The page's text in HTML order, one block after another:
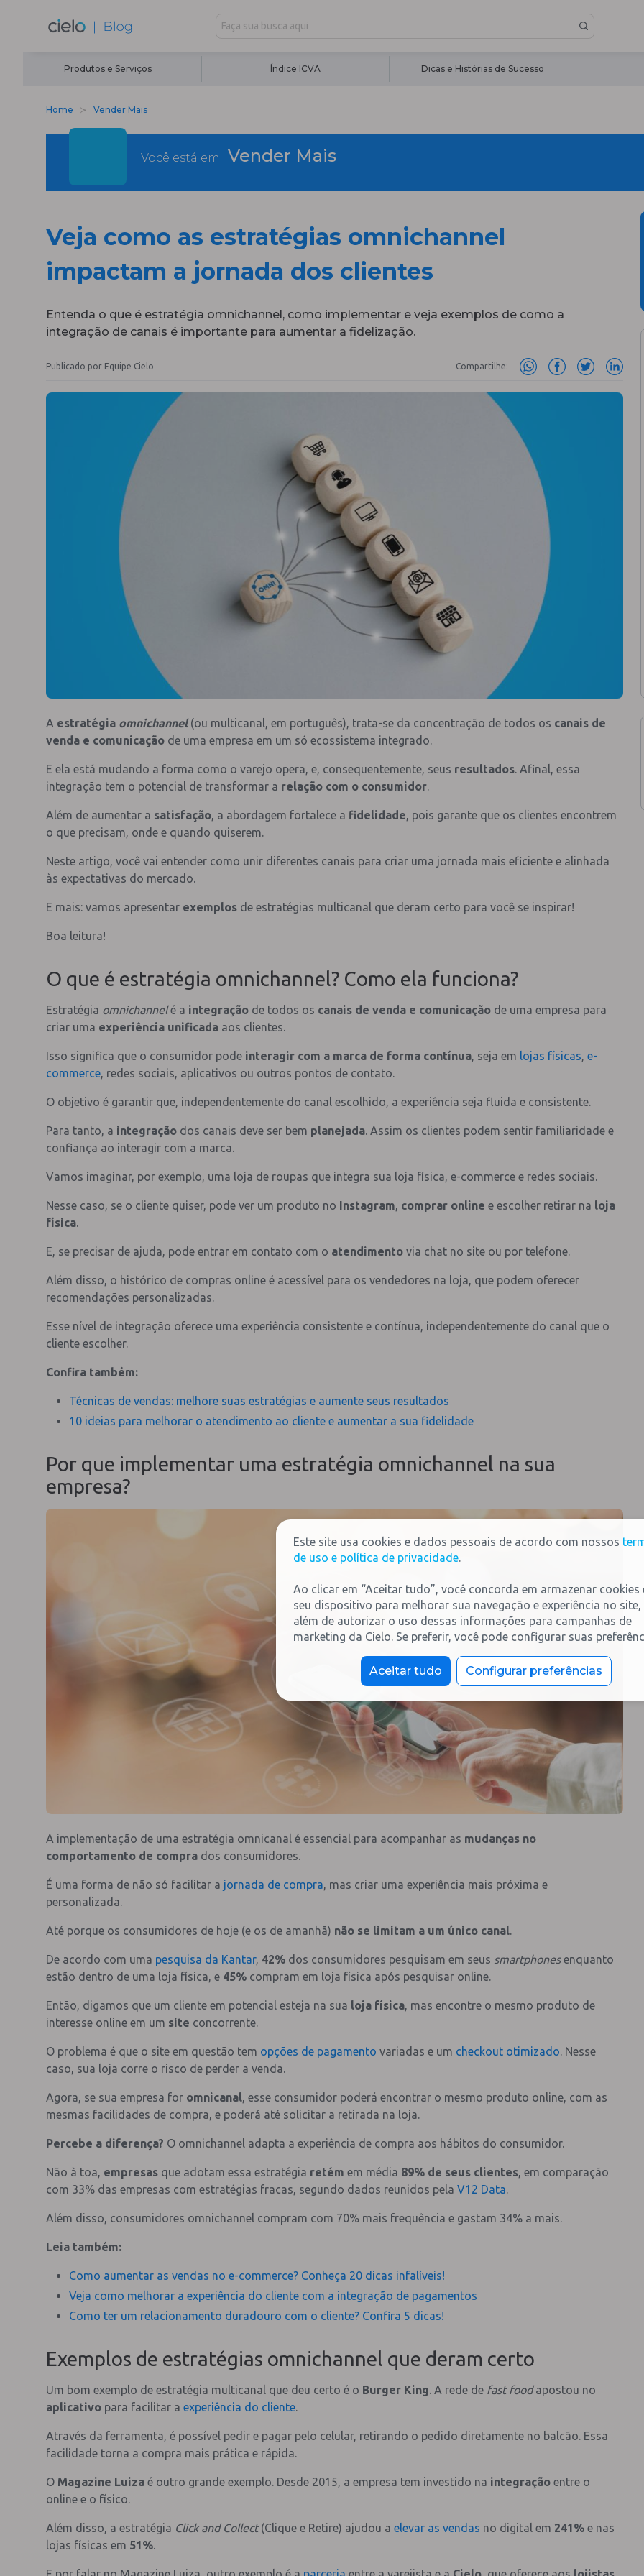
Produtos e Serviços Índice ICVA Dicas e Histórias de Sucesso
Home Vender Mais
Você está em: Vender Mais
Veja como as estratégias omnichannel
impactam a jornada dos clientes
Entenda o que é estratégia omnichannel, como implementar e veja exemplos de como a
integração de canais é importante para aumentar a fidelização.
Publicado por Equipe Cielo Compartilhe:
A estratégia omnichannel(ou multicanal, em português), trata-se da concentração de todos os canais de
venda e comunicação de uma empresa em um só ecossistema integrado.
E ela está mudando a forma como o varejo opera, e, consequentemente, seus resultados. Afinal, essa
integração tem o potencial de transformar a relação com o consumidor.
Além de aumentar a satisfação, a abordagem fortalece a fidelidade, pois garante que os clientes encontrem
o que precisam, onde e quando quiserem.
Neste artigo, você vai entender como unir diferentes canais para criar uma jornada mais eficiente e alinhada
às expectativas do mercado.
E mais: vamos apresentar exemplos de estratégias multicanal que deram certo para você se inspirar!
Boa leitura!
O que é estratégia omnichannel? Como ela funciona?
Estratégia omnichannelé a integração de todos os canais de venda e comunicação de uma empresa para
criar uma experiência unificada aos clientes.
Isso significa que o consumidor pode interagir com a marca de forma contínua , seja em lojas físicas e-
commerce , redes sociais, aplicativos ou outros pontos de contato.
O objetivo é garantir que, independentemente do canal escolhido, a experiência seja fluida e consistente.
Para tanto, a integração dos canais deve ser bem planejada . Assim os clientes podem sentir familiaridade e
confiança ao interagir com a marca.
Vamos imaginar, por exemplo, uma loja de roupas que integra sua loja física, e-commerce e redes sociais.
Nesse caso, se o cliente quiser, pode ver um produto no Instagram comprar online e escolher retirar na loja
física
E, se precisar de ajuda, pode entrar em contato com o atendimento via chat no site ou por telefone.
Além disso, o histórico de compras online é acessível para os vendedores na loja, que podem oferecer
recomendações personalizadas.
Esse nível de integração oferece uma experiência consistente e contínua, independentemente do canal que o
cliente escolher.
Confira também:
Técnicas de vendas: melhore suas estratégias e aumente seus resultados
10 ideias para melhorar o atendimento ao cliente e aumentar a sua fidelidade
Por que implementar uma estratégia omnichannel na sua
empresa?
A implementação de uma estratégia omnicanal é essencial para acompanhar as mudanças no
comportamento de compra dos consumidores.
É uma forma de não só facilitar a jornada de compra, mas criar uma experiência mais próxima e
personalizada.
Até porque os consumidores de hoje (e os de amanhã) não se limitam a um único canal.
De acordo com uma pesquisa da Kantar, 42% dos consumidores pesquisam em seus smartphonesenquanto
estão dentro de uma loja física, e 45% compram em loja física após pesquisar online.
Então, digamos que um cliente em potencial esteja na sua loja física, mas encontre o mesmo produto de
interesse online em um site concorrente.
O problema é que o site em questão tem opções de pagamento variadas e um checkout otimizado. Nesse
caso, sua loja corre o risco de perder a venda.
Agora, se sua empresa for omnicanal, esse consumidor poderá encontrar o mesmo produto online, com as
mesmas facilidades de compra, e poderá até solicitar a retirada na loja.
Percebe a diferença? O omnichannel adapta a experiência de compra aos hábitos do consumidor.
Não à toa, empresas que adotam essa estratégia retém em média 89% de seus clientes, em comparação
com 33% das empresas com estratégias fracas, segundo dados reunidos pela V12 Data.
Além disso, consumidores omnichannel compram com 70% mais frequência e gastam 34% a mais.
Leia também:
Como aumentar as vendas no e-commerce? Conheça 20 dicas infalíveis!
Veja como melhorar a experiência do cliente com a integração de pagamentos
Como ter um relacionamento duradouro com o cliente? Confira 5 dicas!
Exemplos de estratégias omnichannel que deram certo
Um bom exemplo de estratégia multicanal que deu certo é o Burger King. A rede de fast foodapostou no
aplicativo para facilitar a experiência do cliente.
Através da ferramenta, é possível pedir e pagar pelo celular, retirando o pedido diretamente no balcão. Essa
facilidade torna a compra mais prática e rápida.
O Magazine Luiza é outro grande exemplo. Desde 2015, a empresa tem investido na integração entre o
online e o físico.
Além disso, a estratégia Click and Collect(Clique e Retire) ajudou a elevar as vendas no digital em 241% e nas
lojas físicas em 51%.
Este site usa cookies e dados pessoais de acordo com nossos
de uso e política de privacidade.
Ao clicar em “Aceitar tudo”, você concorda em armazenar cookies
seu dispositivo para melhorar sua navegação e experiência no site,
além de autorizar o uso dessas informações para campanhas de
marketing da Cielo. Se preferir, você pode configurar suas
Aceitar tudo Configurar preferências